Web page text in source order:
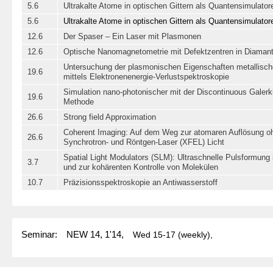
5.6
Ultrakalte Atome in optischen Gittern als
5.6
Ultrakalte Atome in optischen Gittern als
12.6
Der Spaser – Ein Laser mit Plasmonen
12.6
Optische Nanomagnetometrie mit Defektzentren in
19.6
Untersuchung der plasmonischen Eigenschaften
mittels Elektronenenergie-Verlustspektroskopie
19.6
Simulation nano-photonischer mit der Discontinuous
Methode
26.6
Strong field Approximation
26.6
Coherent Imaging: Auf dem Weg zur atomaren Auflösung
Synchrotron- und Röntgen-Laser (XFEL) Licht
3.7
Spatial Light Modulators (SLM): Ultraschnelle
und zur kohärenten Kontrolle von Molekülen
10.7
Präzisionsspektroskopie an Antiwasserstoff
Seminar: NEW 14, 1'14, Wed 15-17 (weekly),